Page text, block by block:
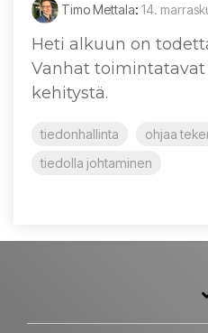
Timo Mettala: 14.
Heti alkuun on
Vanhat
kehitystä.
tiedonhallinta
ohjaa
tiedolla johtaminen